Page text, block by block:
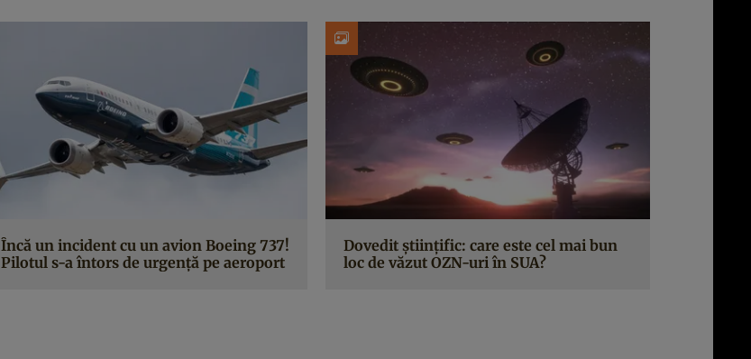
Încă un incident cu un avion Boeing 737!
Pilotul s-a întors de urgență pe aeroport
Dovedit științific: care este cel mai bun
loc de văzut OZN-uri în SUA?